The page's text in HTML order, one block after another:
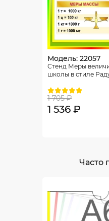
Модель: 22057
Стенд Меры
школы в стиле
1 705 ₽
1 536 ₽
Часто